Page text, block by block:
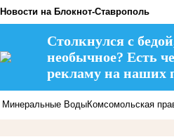
Новости на Блoкнoт-Ставрополь
Столкнулся с
необычное? Есть
рекламу на наших
Минеральные ВодыКомсомольская